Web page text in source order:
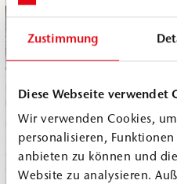
Zustimmung
Diese Webseite verwendet
Wir verwenden Cookies,
personalisieren,
anbieten zu können und
Website zu analysieren.